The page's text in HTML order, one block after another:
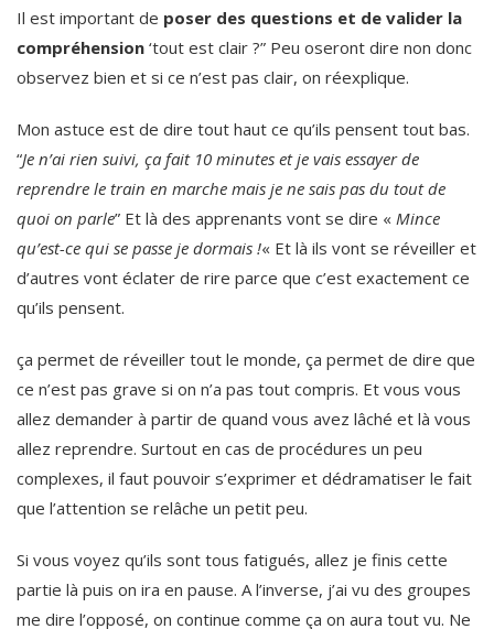
Il est important de poser des questions et de valider la
compréhension ‘tout est clair ?” Peu oseront dire non donc
observez bien et si ce n’est pas clair, on réexplique.
Mon astuce est de dire tout haut ce qu’ils pensent tout bas.
“Je n’ai rien suivi, ça fait 10 minutes et je vais essayer de
reprendre le train en marche mais je ne sais pas du tout de
quoi on parle” Et là des apprenants vont se dire « Mince
qu’est-ce qui se passe je dormais !« Et là ils vont se réveiller et
d’autres vont éclater de rire parce que c’est exactement ce
qu’ils pensent.
ça permet de réveiller tout le monde, ça permet de dire que
ce n’est pas grave si on n’a pas tout compris. Et vous vous
allez demander à partir de quand vous avez lâché et là vous
allez reprendre. Surtout en cas de procédures un peu
complexes, il faut pouvoir s’exprimer et dédramatiser le fait
que l’attention se relâche un petit peu.
Si vous voyez qu’ils sont tous fatigués, allez je finis cette
partie là puis on ira en pause. A l’inverse, j’ai vu des groupes
me dire l’opposé, on continue comme ça on aura tout vu. Ne